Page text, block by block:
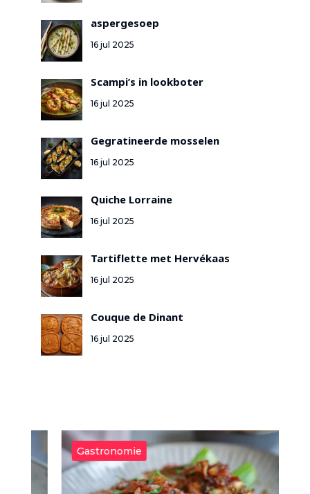
aspergesoep
16 jul 2025
Scampi’s in lookboter
16 jul 2025
Gegratineerde mosselen
16 jul 2025
Quiche Lorraine
16 jul 2025
Tartiflette met Hervékaas
16 jul 2025
Couque de Dinant
16 jul 2025
Gastronomie